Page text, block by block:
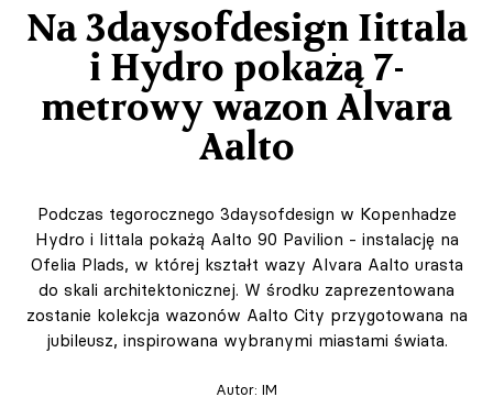
Na 3daysofdesign Iittala
i Hydro pokażą 7-
metrowy wazon Alvara
Aalto
Podczas tegorocznego 3daysofdesign w Kopenhadze
Hydro i Iittala pokażą Aalto 90 Pavilion - instalację na
Ofelia Plads, w której kształt wazy Alvara Aalto urasta
do skali architektonicznej. W środku zaprezentowana
zostanie kolekcja wazonów Aalto City przygotowana na
jubileusz, inspirowana wybranymi miastami świata.
Autor: IM